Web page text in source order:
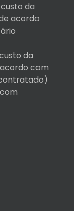
custo da
acordo
da
com